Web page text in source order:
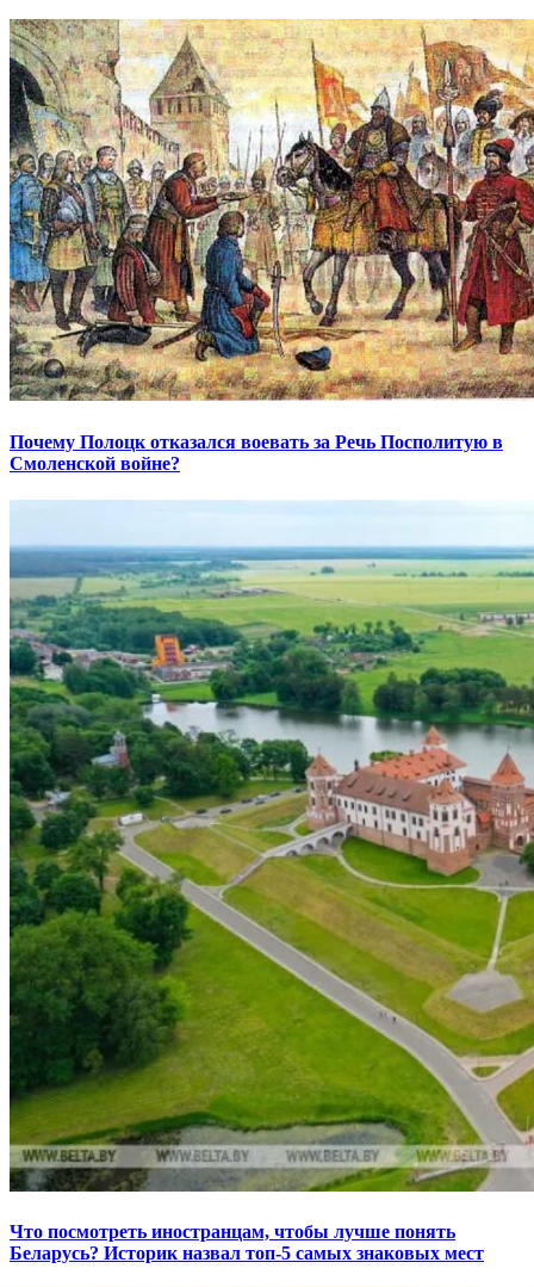
Почему Полоцк отказался воевать за Речь Посполитую в
Смоленской войне?
Что посмотреть иностранцам, чтобы лучше понять
Беларусь? Историк назвал топ-5 самых знаковых мест